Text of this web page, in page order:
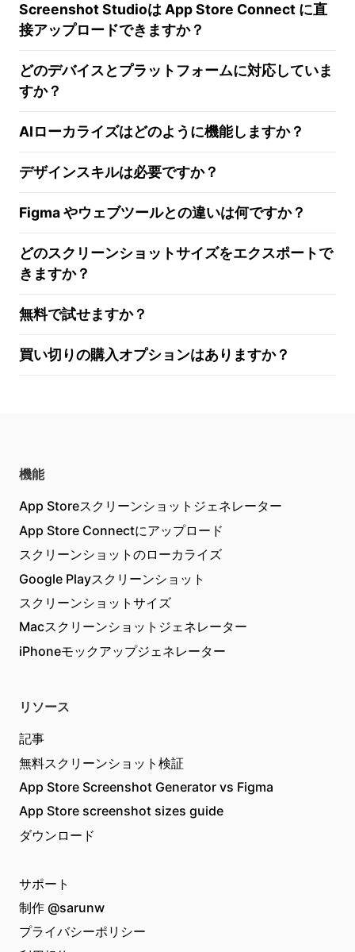
Screenshot Studioは App Store Connect に直
接アップロードできますか？
どのデバイスとプラットフォームに対応していま
すか？
AIローカライズはどのように機能しますか？
デザインスキルは必要ですか？
Figma やウェブツールとの違いは何ですか？
どのスクリーンショットサイズをエクスポートで
きますか？
無料で試せますか？
買い切りの購入オプションはありますか？
機能
App Storeスクリーンショットジェネレーター
App Store Connectにアップロード
スクリーンショットのローカライズ
Google Playスクリーンショット
スクリーンショットサイズ
Macスクリーンショットジェネレーター
iPhoneモックアップジェネレーター
リソース
記事
無料スクリーンショット検証
App Store Screenshot Generator vs Figma
App Store screenshot sizes guide
ダウンロード
サポート
制作 @sarunw
プライバシーポリシー